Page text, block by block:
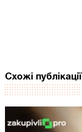
Схожі публікації